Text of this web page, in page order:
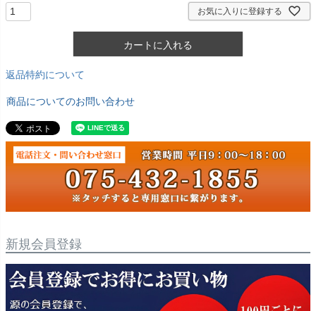
お気に入りに登録する
カートに入れる
返品特約について
商品についてのお問い合わせ
新規会員登録